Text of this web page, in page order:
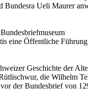
Ueli Maurer
eine Öffentliche Führung
Geschichte der
die Wilhelm
der Bundesbrief von